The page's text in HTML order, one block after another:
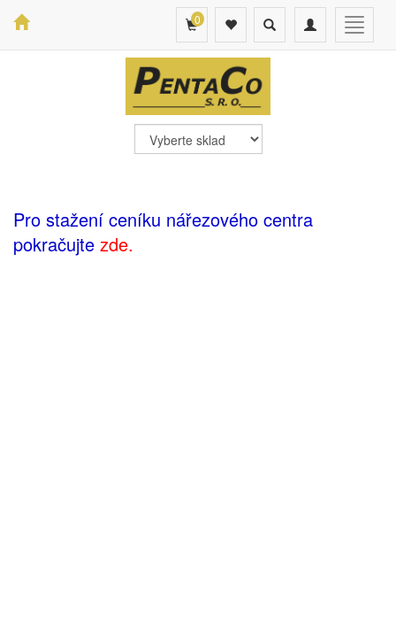
Toggle
Toggle
navigation
Toggle
search
0
Pro stažení ceníku nářezového centra
pokračujte zde.